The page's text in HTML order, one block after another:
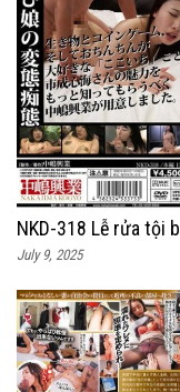
NKD-318 Lễ rửa tội
July 9, 2025